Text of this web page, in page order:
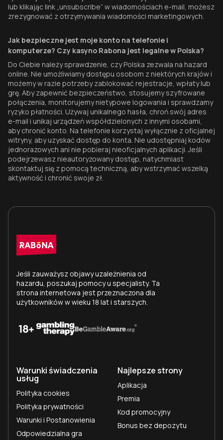
lub klikając link „unsubscribe” w wiadomościach e-mail, możesz
zrezygnować z otrzymywania wiadomości marketingowych.
Jak bezpieczne jest moje konto na telefonie i
komputerze? Czy kasyno Rabona jest legalne w Polska?
Do Ciebie należy sprawdzenie, czy Polska zezwala na hazard
online. Nie umożliwiamy dostępu osobom z niektórych krajów i
możemy w razie potrzeby zablokować rejestracje, wpłaty lub
grę. Aby zapewnić bezpieczeństwo, stosujemy szyfrowane
połączenia, monitorujemy nietypowe logowania i sprawdzamy
ryzyko płatności. Używaj unikalnego hasła, chroń swój adres
e-mail i unikaj urządzeń współdzielonych z innymi osobami,
aby chronić konto. Na telefonie korzystaj wyłącznie z oficjalnej
witryny, aby uzyskać dostęp do konta. Nie udostępniaj kodów
jednorazowych ani nie pobieraj nieoficjalnych aplikacji. Jeśli
podejrzewasz nieautoryzowany dostęp, natychmiast
skontaktuj się z pomocą techniczną, aby wstrzymać wszelką
aktywność i chronić swoje zł.
Jeśli zauważysz objawy uzależnienia od
hazardu, poszukaj pomocy u specjalisty. Ta
strona internetowa jest przeznaczona dla
użytkowników w wieku 18 lat i starszych.
Warunki świadczenia
usług
Polityka cookies
Polityka prywatności
Warunki i Postanowienia
Odpowiedzialna gra
Najlepsze strony
Aplikacja
Premia
Kod promocyjny
Bonus bez depozytu